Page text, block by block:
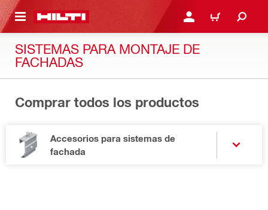
PRINCIPAL INICIE SESIÓN O
CARRITO
SISTEMAS PARA MONTAJE DE
FACHADAS
Comprar todos los productos
Accesorios para sistemas de
fachada